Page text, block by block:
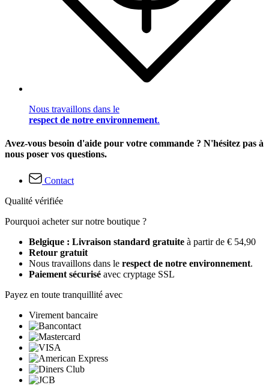
Nous travaillons dans le
respect de notre environnement.
Avez-vous besoin d'aide pour votre commande ? N'hésitez pas à
nous poser vos questions.
Contact
Qualité vérifiée
Pourquoi acheter sur notre boutique ?
Belgique : Livraison standard gratuite à partir de € 54,90
Retour gratuit
Nous travaillons dans le respect de notre environnement.
Paiement sécurisé avec cryptage SSL
Payez en toute tranquillité avec
Virement bancaire